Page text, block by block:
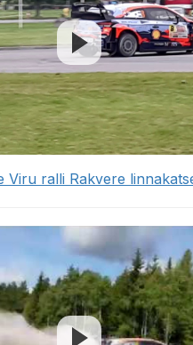
Viru ralli Rakvere